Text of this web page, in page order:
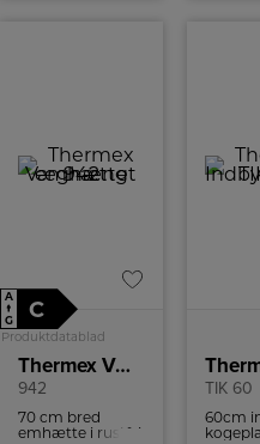
A
↑
G
C
Produktdatablad
Thermex Væghængt emhætte
942
70 cm bred
emhætte i rustfri
TIK 60
60cm